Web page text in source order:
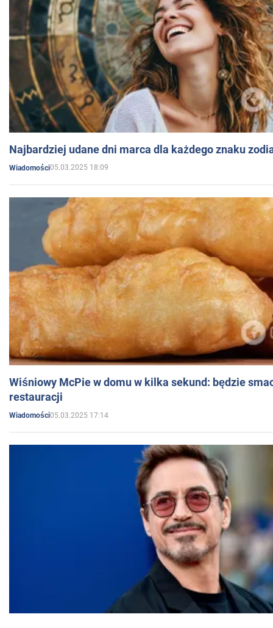
Najbardziej udane dni marca dla każdego znaku
Wiadomości05.03.2025 18:09
Wiśniowy McPie w domu w kilka sekund: będzie
restauracji
Wiadomości05.03.2025 17:14